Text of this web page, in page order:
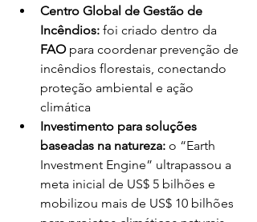
Centro Global de Gestão de
Incêndios: foi criado dentro da
FAO para coordenar prevenção de
incêndios florestais, conectando
proteção ambiental e ação
climática
Investimento para soluções
baseadas na natureza: o “Earth
Investment Engine” ultrapassou a
meta inicial de US$ 5 bilhões e
mobilizou mais de US$ 10 bilhões